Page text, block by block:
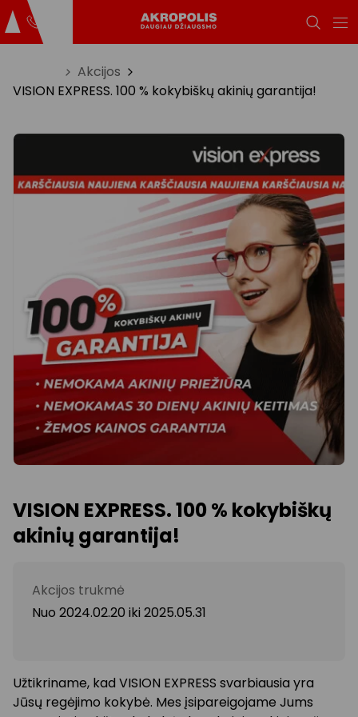
Akcijos
VISION EXPRESS. 100 % kokybiškų akinių garantija!
VISION EXPRESS. 100 % kokybiškų
akinių garantija!
Akcijos trukmė
Nuo 2024.02.20 iki 2025.05.31
Užtikriname, kad VISION EXPRESS svarbiausia yra
Jūsų regėjimo kokybė. Mes įsipareigojame Jums